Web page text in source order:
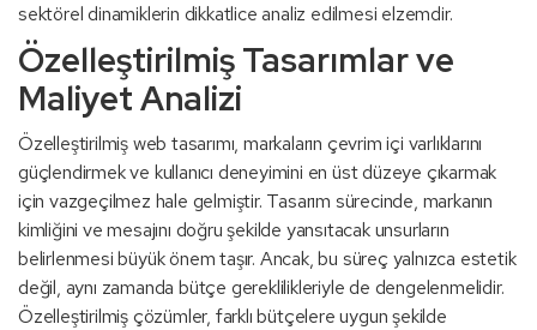
sektörel dinamiklerin dikkatlice analiz edilmesi elzemdir.
Özelleştirilmiş Tasarımlar ve
Maliyet Analizi
Özelleştirilmiş web tasarımı, markaların çevrim içi varlıklarını
güçlendirmek ve kullanıcı deneyimini en üst düzeye çıkarmak
için vazgeçilmez hale gelmiştir. Tasarım sürecinde, markanın
kimliğini ve mesajını doğru şekilde yansıtacak unsurların
belirlenmesi büyük önem taşır. Ancak, bu süreç yalnızca estetik
değil, aynı zamanda bütçe gereklilikleriyle de dengelenmelidir.
Özelleştirilmiş çözümler, farklı bütçelere uygun şekilde